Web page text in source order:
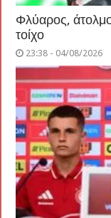
Φλύαρος,
τοίχο
23:38 - 04/08/2026